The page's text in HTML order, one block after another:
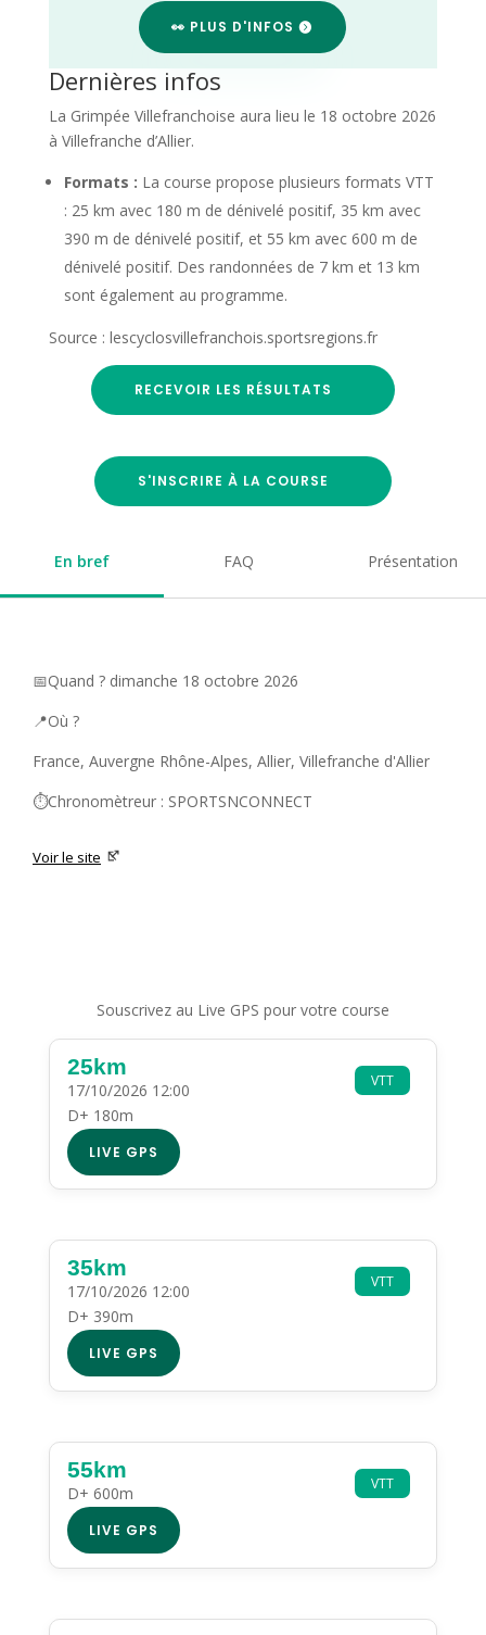
👀 PLUS D'INFOS
Dernières infos
La Grimpée Villefranchoise aura lieu le 18 octobre 2026
à Villefranche d’Allier.
Formats : La course propose plusieurs formats VTT
: 25 km avec 180 m de dénivelé positif, 35 km avec
390 m de dénivelé positif, et 55 km avec 600 m de
dénivelé positif. Des randonnées de 7 km et 13 km
sont également au programme.
Source : lescyclosvillefranchois.sportsregions.fr
RECEVOIR LES RÉSULTATS
S'INSCRIRE À LA COURSE
En bref FAQ Présentation
📅Quand ? dimanche 18 octobre 2026
📍Où ?
France, Auvergne Rhône-Alpes, Allier, Villefranche d'Allier
⏱️Chronomètreur : SPORTSNCONNECT
Voir le site
Souscrivez au Live GPS pour votre course
VTT
25km
17/10/2026 12:00
D+ 180m
LIVE GPS
VTT
35km
17/10/2026 12:00
D+ 390m
LIVE GPS
VTT
55km
D+ 600m
LIVE GPS